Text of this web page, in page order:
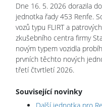
Dne 16. 5. 2026 dorazila
jednotka řady 453 Renfe.
vozů typu FLIRT a
zkušebního centra firmy
novým typem vozidla
prvních těchto nových
třetí čtvrtletí 2026.
Související novinky